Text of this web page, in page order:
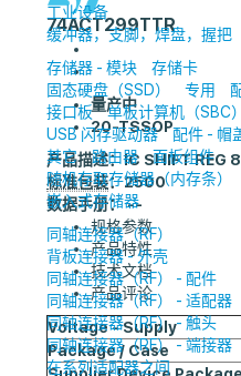
工业设备
缓冲器，支脚，焊盘，握把
存储器 - 模块
存储卡
固态硬盘（SSD）
专用
接口板
单板计算机（SBC）
USB 闪存驱动器
配件 - 帽
其它
路由器
面板组件
随机存取存储器（内存条）
嵌入式存储器
同轴连接器（RF）
背板连接器 - 外壳
同轴连接器（RF） - 配件
同轴连接器（RF） - 适配器
同轴连接器（RF） - 触头
同轴连接器（RF） - 端接器
在系列适配器之间
74ACT299TTR
量产中
20-TSSOP
产品描述：IC SHIFT REG
标准包装：2500
数据手册： --
规格参数
产品特性
技术文档
产品评论
Voltage - Supply
Package / Case